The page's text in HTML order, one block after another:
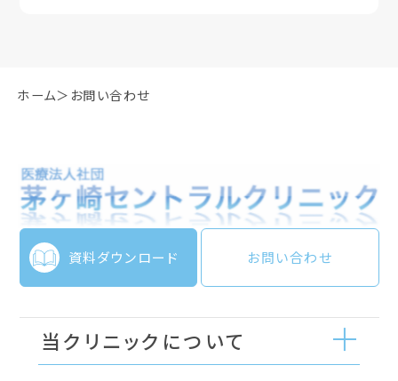
ホーム お問い合わせ
資料ダウンロード お問い合わせ
当クリニックについて